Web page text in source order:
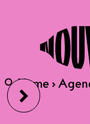
›
🔍Home›
🔍Home›